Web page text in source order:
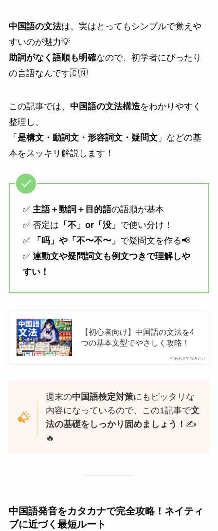
中国語の文法は、実はとってもシンプルで覚えや
すいのが魅力💡
助詞がなく語順も明確なので、初学者にぴったり
の言語なんです🇨🇳
この記事では、 中国語の文法構造をわかりやすく
整理し、
「 是構文・動詞文・形容詞文・疑問文」などの基
本をスッキリ解説します！
✅ 主語＋動詞＋目的語の語順が基本
✅ 否定は 「不」or「没」 で使い分け！
✅
「吗」や「不〜不〜」 で疑問文を作る📢
✅ 連動文や疑問詞文も例文つきで理解しや
すい！
あわせて読みたい
【初心者向け】中国語の文法を4
つの基本文型でやさしく攻略！
週末の中国語検定対策にもピッタリな
内容になっているので、この1記事で文
法の基礎をしっかり固めましょう！✍️
🔥
中国語発音をカタカナで完全攻略！ネイティ
ブに近づく最短ルート